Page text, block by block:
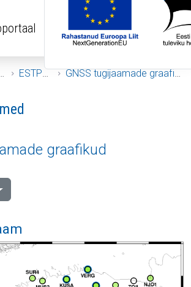
ESTPOS GNSS tugijaamade graafikud
graafikud